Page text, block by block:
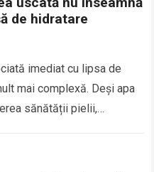
de hidratare
imediat cu lipsa de
mai complexă. Deși apa
sănătății pielii,